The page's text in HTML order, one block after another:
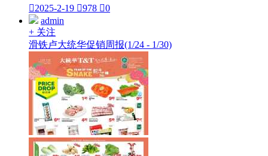
2025-2-19 978 0
admin
+ 关注
滑铁卢大统华促销周报(1/24 - 1/30)